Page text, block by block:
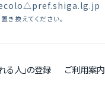
換えてください。
る人」の登録 ご利用案内